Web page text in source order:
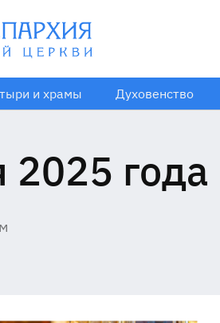
и храмы Духовенство
2025 года